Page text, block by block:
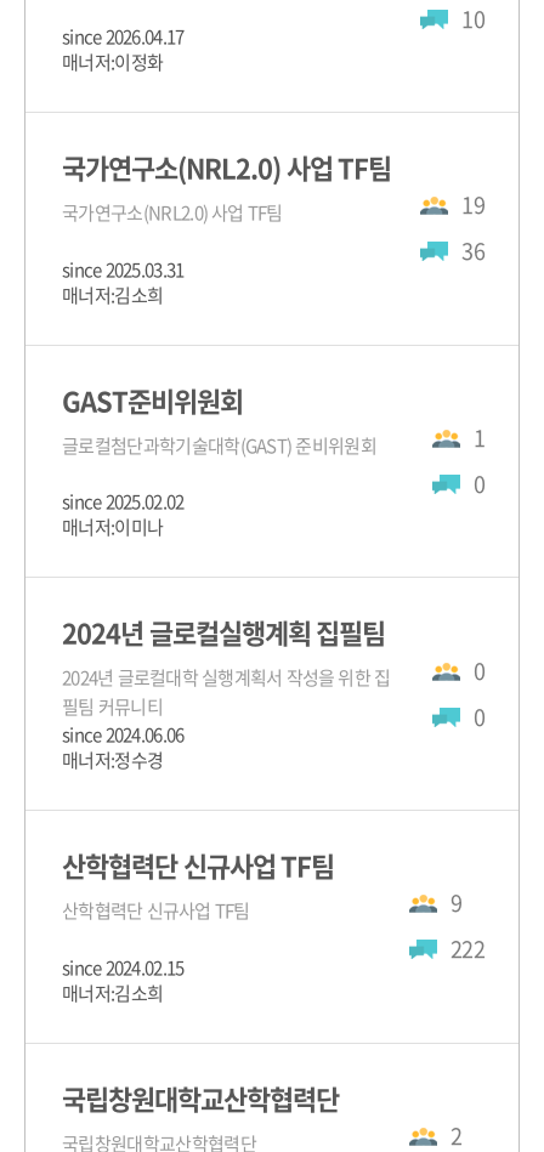
since 2026.04.17
매너저:이정화
10
국가연구소(NRL2.0) 사업 TF팀
국가연구소(NRL2.0) 사업 TF팀
since 2025.03.31
매너저:김소희
19
36
GAST준비위원회
글로컬첨단과학기술대학(GAST) 준비위원회
since 2025.02.02
매너저:이미나
1
0
2024년 글로컬실행계획 집필팀
2024년 글로컬대학 실행계획서 작성을 위한 집
필팀 커뮤니티
since 2024.06.06
매너저:정수경
0
0
산학협력단 신규사업 TF팀
산학협력단 신규사업 TF팀
since 2024.02.15
매너저:김소희
9
222
국립창원대학교산학협력단
국립창원대학교산학협력단
2